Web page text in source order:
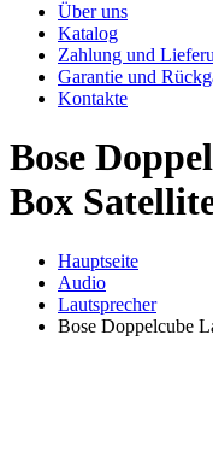
Über uns
Katalog
Zahlung und
Garantie und
Kontakte
Bose
Box
Hauptseite
Audio
Lautsprecher
Bose Doppelcube